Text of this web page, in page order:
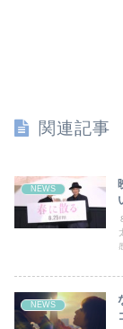
関連記事
NEWS
NEWS